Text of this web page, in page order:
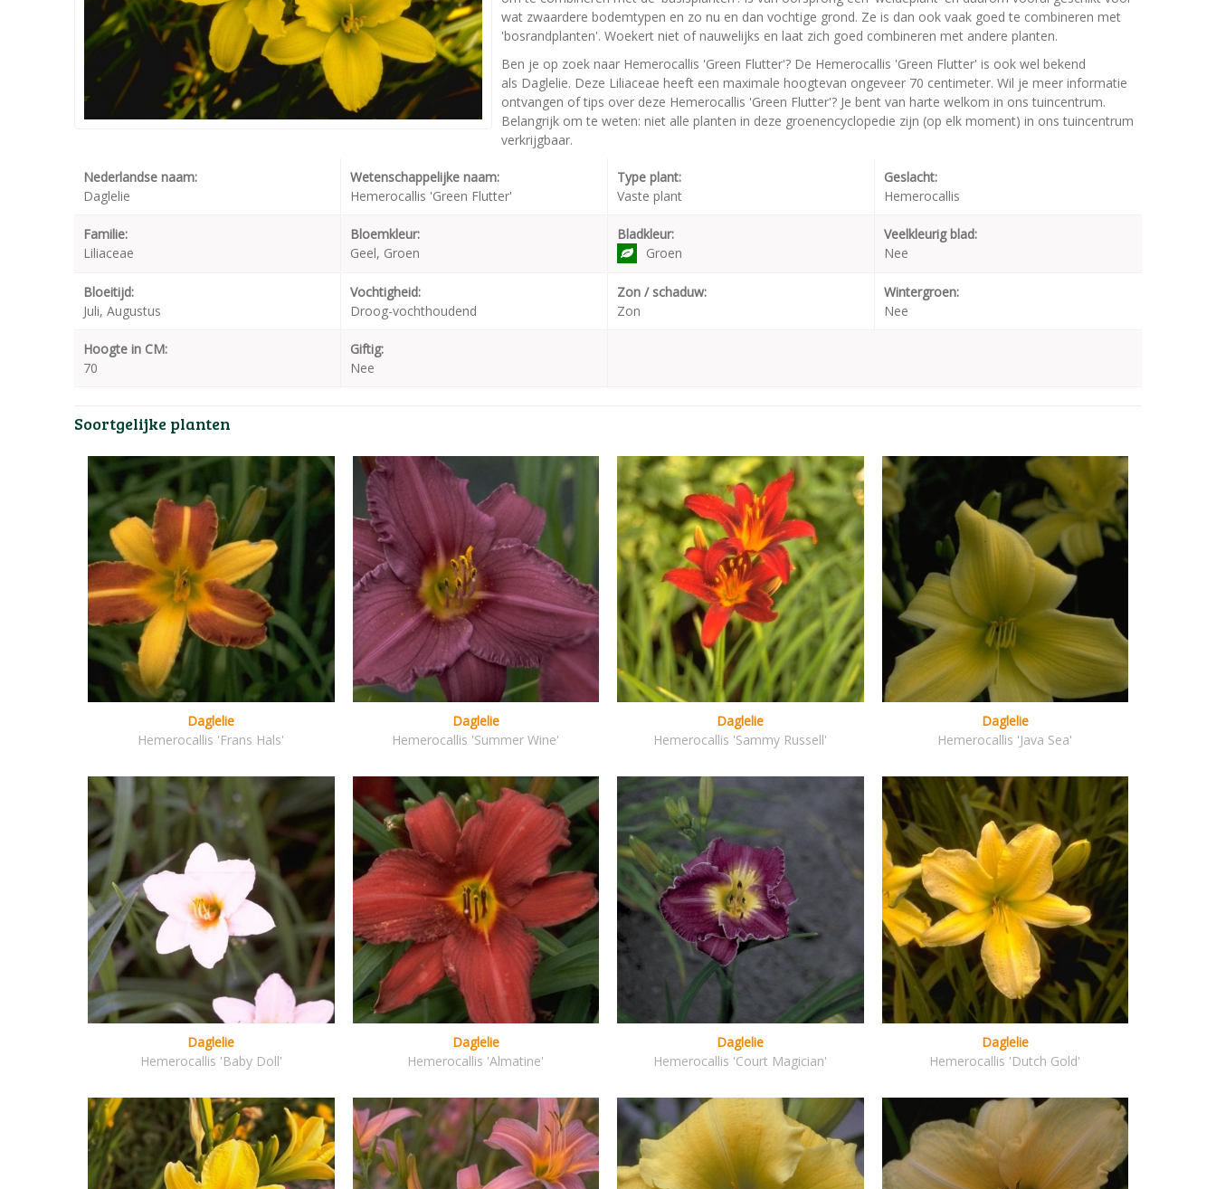
wat zwaardere bodemtypen en zo nu en dan vochtige grond. Ze is dan ook vaak goed te combineren met
'bosrandplanten'. Woekert niet of nauwelijks en laat zich goed combineren met andere planten.
Ben je op zoek naar Hemerocallis 'Green Flutter'? De Hemerocallis 'Green Flutter' is ook wel bekend
als Daglelie. Deze Liliaceae heeft een maximale hoogtevan ongeveer 70 centimeter. Wil je meer informatie
ontvangen of tips over deze Hemerocallis 'Green Flutter'? Je bent van harte welkom in ons tuincentrum.
Belangrijk om te weten: niet alle planten in deze groenencyclopedie zijn (op elk moment) in ons tuincentrum
verkrijgbaar.
Nederlandse naam:
Daglelie
Wetenschappelijke naam:
Hemerocallis 'Green Flutter'
Type plant:
Vaste plant
Geslacht:
Hemerocallis
Familie:
Liliaceae
Bloemkleur:
Geel, Groen
Bladkleur:
Groen
Veelkleurig blad:
Nee
Bloeitijd:
Juli, Augustus
Vochtigheid:
Droog-vochthoudend
Zon / schaduw:
Zon
Wintergroen:
Nee
Hoogte in CM:
70
Giftig:
Nee
Soortgelijke planten
Daglelie
Hemerocallis 'Frans Hals'
Daglelie
Hemerocallis 'Summer Wine'
Daglelie
Hemerocallis 'Sammy Russell'
Daglelie
Hemerocallis 'Java Sea'
Daglelie
Hemerocallis 'Baby Doll'
Daglelie
Hemerocallis 'Almatine'
Daglelie
Hemerocallis 'Court Magician'
Daglelie
Hemerocallis 'Dutch Gold'